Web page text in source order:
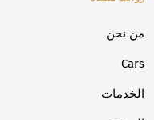
من نحن
Cars
الخدمات